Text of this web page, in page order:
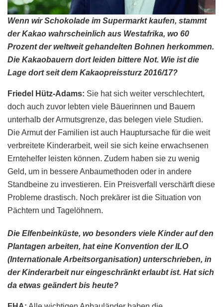
Wenn wir Schokolade im Supermarkt kaufen, stammt
der Kakao wahrscheinlich aus Westafrika, wo 60
Prozent der weltweit gehandelten Bohnen herkommen.
Die Kakaobauern dort leiden bittere Not. Wie ist die
Lage dort seit dem Kakaopreissturz 2016/17?
Friedel Hütz-Adams: Sie hat sich weiter verschlechtert,
doch auch zuvor lebten viele Bäuerinnen und Bauern
unterhalb der Armutsgrenze, das belegen viele Studien.
Die Armut der Familien ist auch Hauptursache für die weit
verbreitete Kinderarbeit, weil sie sich keine erwachsenen
Erntehelfer leisten können. Zudem haben sie zu wenig
Geld, um in bessere Anbaumethoden oder in andere
Standbeine zu investieren. Ein Preisverfall verschärft diese
Probleme drastisch. Noch prekärer ist die Situation von
Pächtern und Tagelöhnern.
Die Elfenbeinküste, wo besonders viele Kinder auf den
Plantagen arbeiten, hat eine Konvention der ILO
(Internationale Arbeitsorganisation) unterschrieben, in
der Kinderarbeit nur eingeschränkt erlaubt ist. Hat sich
da etwas geändert bis heute?